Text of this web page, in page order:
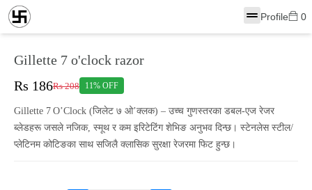
Profile 0
Gillette 7 o'clock razor
Rs 186Rs 208 11% OFF
Gillette 7 O’Clock (जिलेट ७ ओ’क्लक) – उच्च गुणस्तरका डबल‑एज रेजर
ब्लेडहरू जसले नजिक, स्मूथ र कम इरिटेटिंग शेभिङ अनुभव दिन्छ। स्टेनलेस स्टील/
प्लेटिनम कोटिङका साथ सजिलै क्लासिक सुरक्षा रेजरमा फिट हुन्छ।